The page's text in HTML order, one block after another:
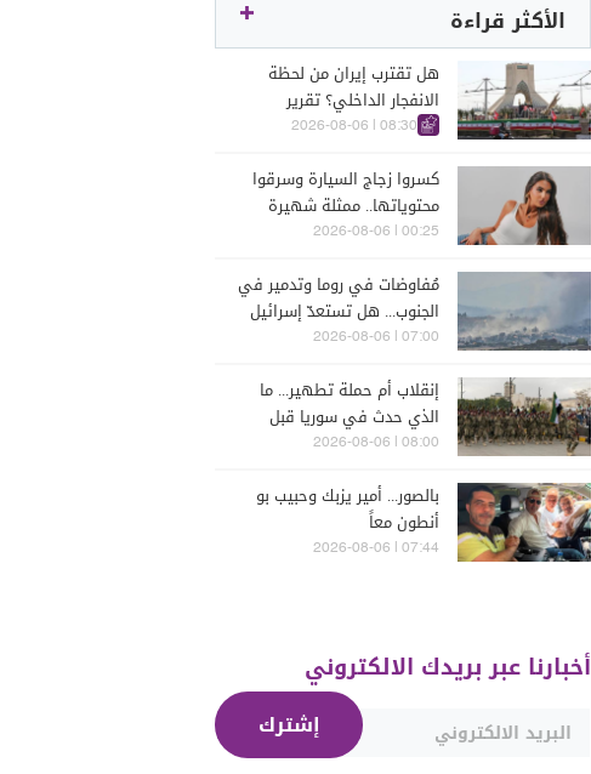
الأكثر قراءة
هل تقترب إيران من لحظة
الانفجار الداخلي؟ تقرير
اسرائيلي يكشف الكواليس
08:30 | 2026-08-06
كسروا زجاج السيارة وسرقوا
محتوياتها.. ممثلة شهيرة
تتعرّض للسرقة في الرملة
00:25 | 2026-08-06
مُفاوضات في روما وتدمير في
الجنوب... هل تستعدّ إسرائيل
للحرب؟
07:00 | 2026-08-06
إنقلاب أم حملة تطهير... ما
الذي حدث في سوريا قبل
يومين؟
08:00 | 2026-08-06
بالصور... أمير يزبك وحبيب بو
أنطون معاً
07:44 | 2026-08-06
أخبارنا عبر بريدك الالكتروني
إشترك